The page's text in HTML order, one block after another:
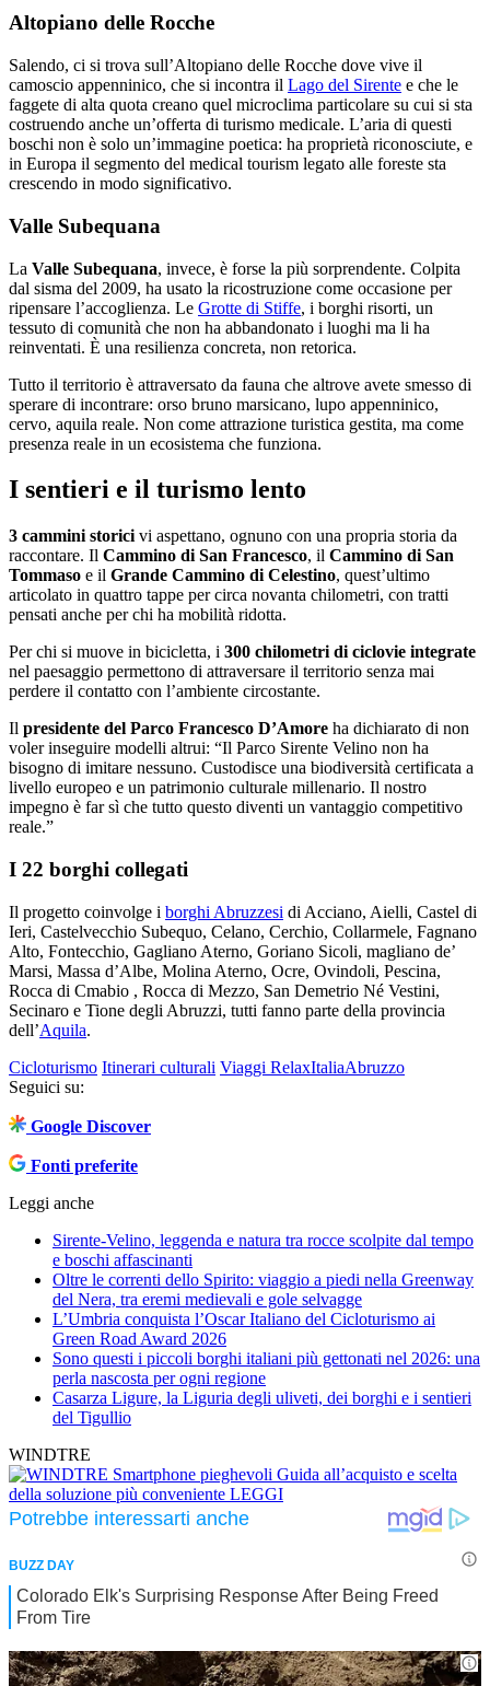
Altopiano delle Rocche
Salendo, ci si trova sull’Altopiano delle Rocche dove vive il
camoscio appenninico, che si incontra il Lago del Sirente e che le
faggete di alta quota creano quel microclima particolare su cui si sta
costruendo anche un’offerta di turismo medicale. L’aria di questi
boschi non è solo un’immagine poetica: ha proprietà riconosciute, e
in Europa il segmento del medical tourism legato alle foreste sta
crescendo in modo significativo.
Valle Subequana
La Valle Subequana, invece, è forse la più sorprendente. Colpita
dal sisma del 2009, ha usato la ricostruzione come occasione per
ripensare l’accoglienza. Le Grotte di Stiffe, i borghi risorti, un
tessuto di comunità che non ha abbandonato i luoghi ma li ha
reinventati. È una resilienza concreta, non retorica.
Tutto il territorio è attraversato da fauna che altrove avete smesso di
sperare di incontrare: orso bruno marsicano, lupo appenninico,
cervo, aquila reale. Non come attrazione turistica gestita, ma come
presenza reale in un ecosistema che funziona.
I sentieri e il turismo lento
3 cammini storici vi aspettano, ognuno con una propria storia da
raccontare. Il Cammino di San Francesco, il Cammino di San
Tommaso e il Grande Cammino di Celestino, quest’ultimo
articolato in quattro tappe per circa novanta chilometri, con tratti
pensati anche per chi ha mobilità ridotta.
Per chi si muove in bicicletta, i 300 chilometri di ciclovie integrate
nel paesaggio permettono di attraversare il territorio senza mai
perdere il contatto con l’ambiente circostante.
Il presidente del Parco Francesco D’Amore ha dichiarato di non
voler inseguire modelli altrui: “Il Parco Sirente Velino non ha
bisogno di imitare nessuno. Custodisce una biodiversità certificata a
livello europeo e un patrimonio culturale millenario. Il nostro
impegno è far sì che tutto questo diventi un vantaggio competitivo
reale.”
I 22 borghi collegati
Il progetto coinvolge i borghi Abruzzesi di Acciano, Aielli, Castel di
Ieri, Castelvecchio Subequo, Celano, Cerchio, Collarmele, Fagnano
Alto, Fontecchio, Gagliano Aterno, Goriano Sicoli, magliano de’
Marsi, Massa d’Albe, Molina Aterno, Ocre, Ovindoli, Pescina,
Rocca di Cmabio , Rocca di Mezzo, San Demetrio Né Vestini,
Secinaro e Tione degli Abruzzi, tutti fanno parte della provincia
dell’Aquila.
Cicloturismo Itinerari culturali Viaggi RelaxItaliaAbruzzo
Seguici su:
Google Discover
Fonti preferite
Leggi anche
Sirente-Velino, leggenda e natura tra rocce scolpite dal tempo
e boschi affascinanti
Oltre le correnti dello Spirito: viaggio a piedi nella Greenway
del Nera, tra eremi medievali e gole selvagge
L’Umbria conquista l’Oscar Italiano del Cicloturismo ai
Green Road Award 2026
Sono questi i piccoli borghi italiani più gettonati nel 2026: una
perla nascosta per ogni regione
Casarza Ligure, la Liguria degli uliveti, dei borghi e i sentieri
del Tigullio
WINDTRE
Smartphone pieghevoli Guida all’acquisto e scelta
della soluzione più conveniente LEGGI